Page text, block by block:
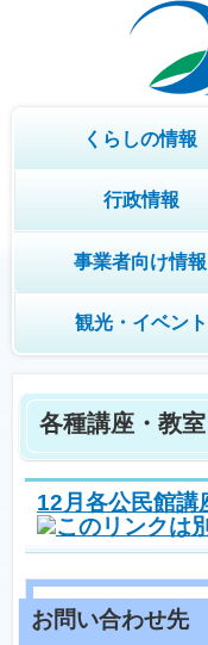
くらしの情報
行政情報
事業者向け情報
観光・イベント
各種講座・教室
12月各公民館講